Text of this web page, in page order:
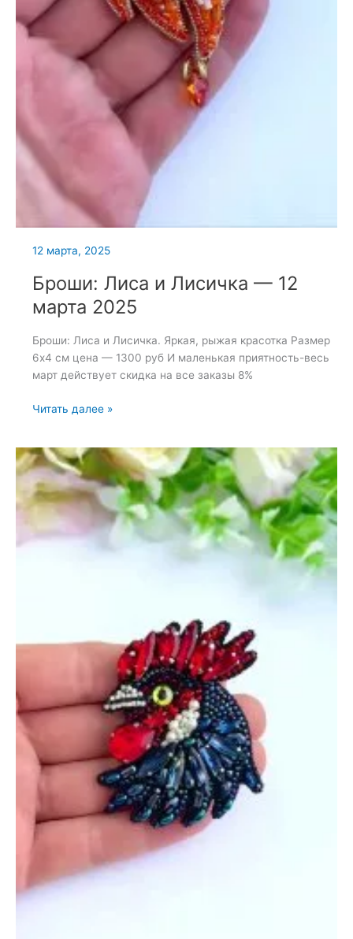
12 марта, 2025
Броши: Лиса и Лисичка — 12
марта 2025
Броши: Лиса и Лисичка. Яркая, рыжая красотка Размер
6х4 см цена — 1300 руб И маленькая приятность-весь
март действует скидка на все заказы 8%
Броши:
Лисичка
—
12
марта
2025
Читать далее »